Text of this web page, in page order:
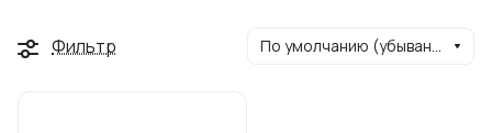
Фильтр По умолчанию (убывание)